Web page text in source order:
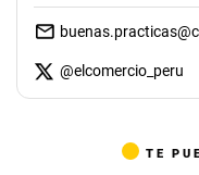
@elcomercio_peru
TE